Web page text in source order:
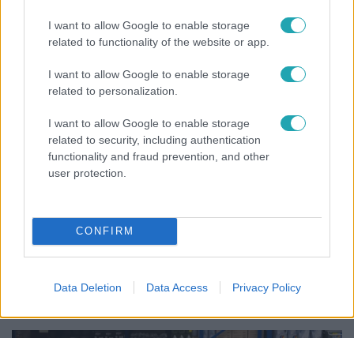
I want to allow Google to enable storage
related to functionality of the website or app.
I want to allow Google to enable storage
related to personalization.
I want to allow Google to enable storage
related to security, including authentication
functionality and fraud prevention, and other
user protection.
CONFIRM
Data Deletion Data Access Privacy Policy
Kényszergyógykezelést kérnek a nőket molesztáló
újpesti orvosra
vádol az ügyészség egy budapesti ügyeletes orvost.